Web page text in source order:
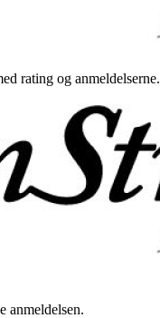
rating og anmeldelserne.
anmeldelsen.